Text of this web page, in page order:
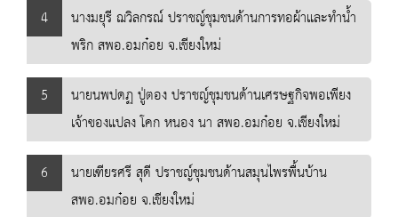
4
นางมยุรี ฌวิลกรณ์ ปราชญ์ชุมชนด้านการทอผ้าและทำน้ำ
พริก สพอ.อมก๋อย จ.เชียงใหม่
5
นายนพปดฏ ปู่ตอง ปราชญ์ชุมชนด้านเศรษฐกิจพอเพียง
เจ้าของแปลง โคก หนอง นา สพอ.อมก๋อย จ.เชียงใหม่
6
นายเฑียรศรี สุดี ปราชญ์ชุมชนด้านสมุนไพรพื้นบ้าน
สพอ.อมก๋อย จ.เชียงใหม่